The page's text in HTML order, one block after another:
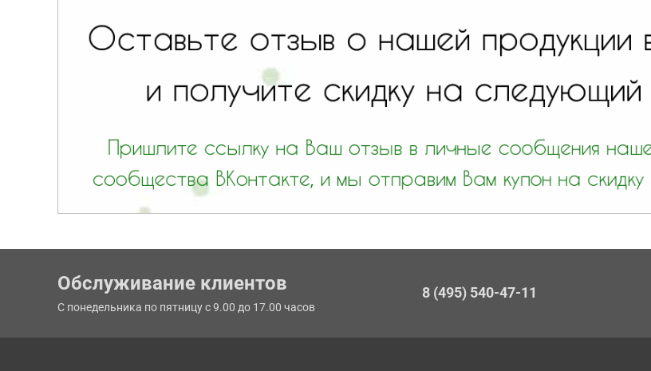
Обслуживание клиентов
С понедельника по пятницу с 9.00 до 17.00 часов
8 (495) 540-47-11